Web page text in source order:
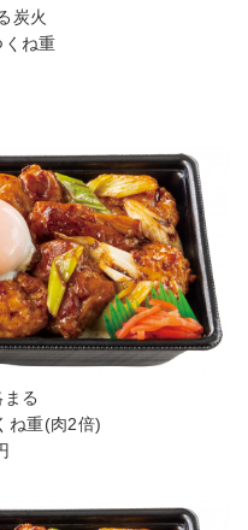
炭火
くね重
る
ね重(肉2倍)